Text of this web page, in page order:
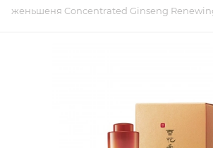
женьшеня Concentrated Ginseng